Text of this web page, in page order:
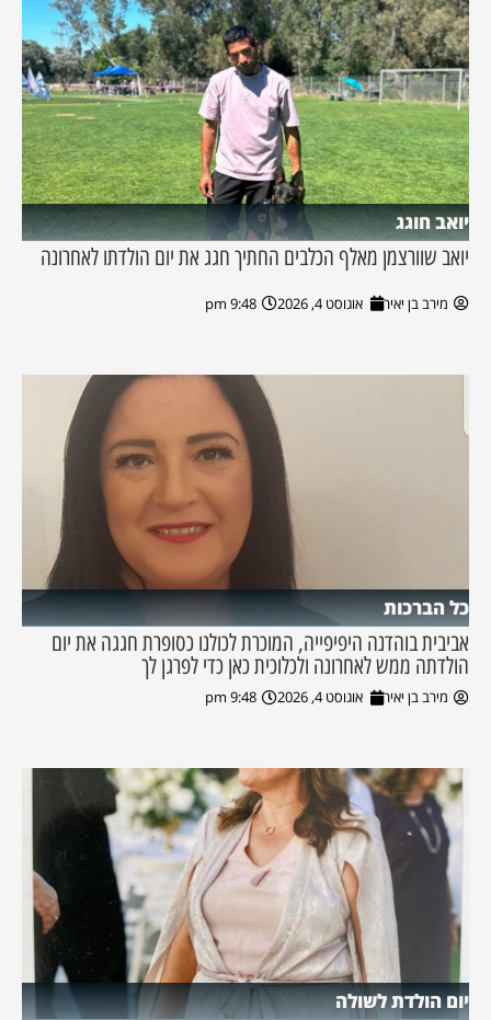
יואב חוגג
יואב שוורצמן מאלף הכלבים החתיך חגג את יום הולדתו לאחרונה
מירב בן יאיר אוגוסט 4, 2026 9:48 pm
כל הברכות
אביבית בוהדנה היפיפייה, המוכרת לכולנו כסופרת חגגה את יום
הולדתה ממש לאחרונה ולכלוכית כאן כדי לפרגן לך
מירב בן יאיר אוגוסט 4, 2026 9:48 pm
יום הולדת לשולה